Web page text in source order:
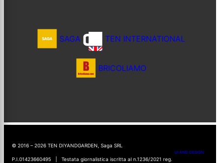
SAGA TEN INTERNATIONAL
BRICOLIAMO
© 2016 – 2026 TEN DIYANDGARDEN, Saga SRL
P.I.01423660495 | Testata giornalistica iscritta al n.1236/2021 reg.
UI AND DESIGN